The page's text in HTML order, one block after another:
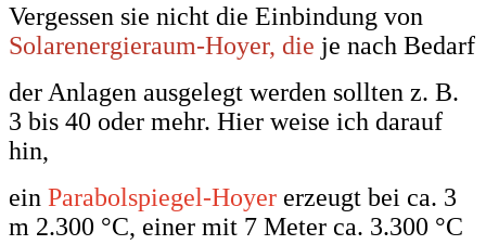
Vergessen sie nicht die Einbindung von
Solarenergieraum-Hoyer, die je nach Bedarf
der Anlagen ausgelegt werden sollten z. B.
3 bis 40 oder mehr. Hier weise ich darauf
hin,
ein Parabolspiegel-Hoyer erzeugt bei ca. 3
m 2.300 °C, einer mit 7 Meter ca. 3.300 °C